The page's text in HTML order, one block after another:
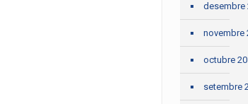
desembre
novembre
octubre
setembre